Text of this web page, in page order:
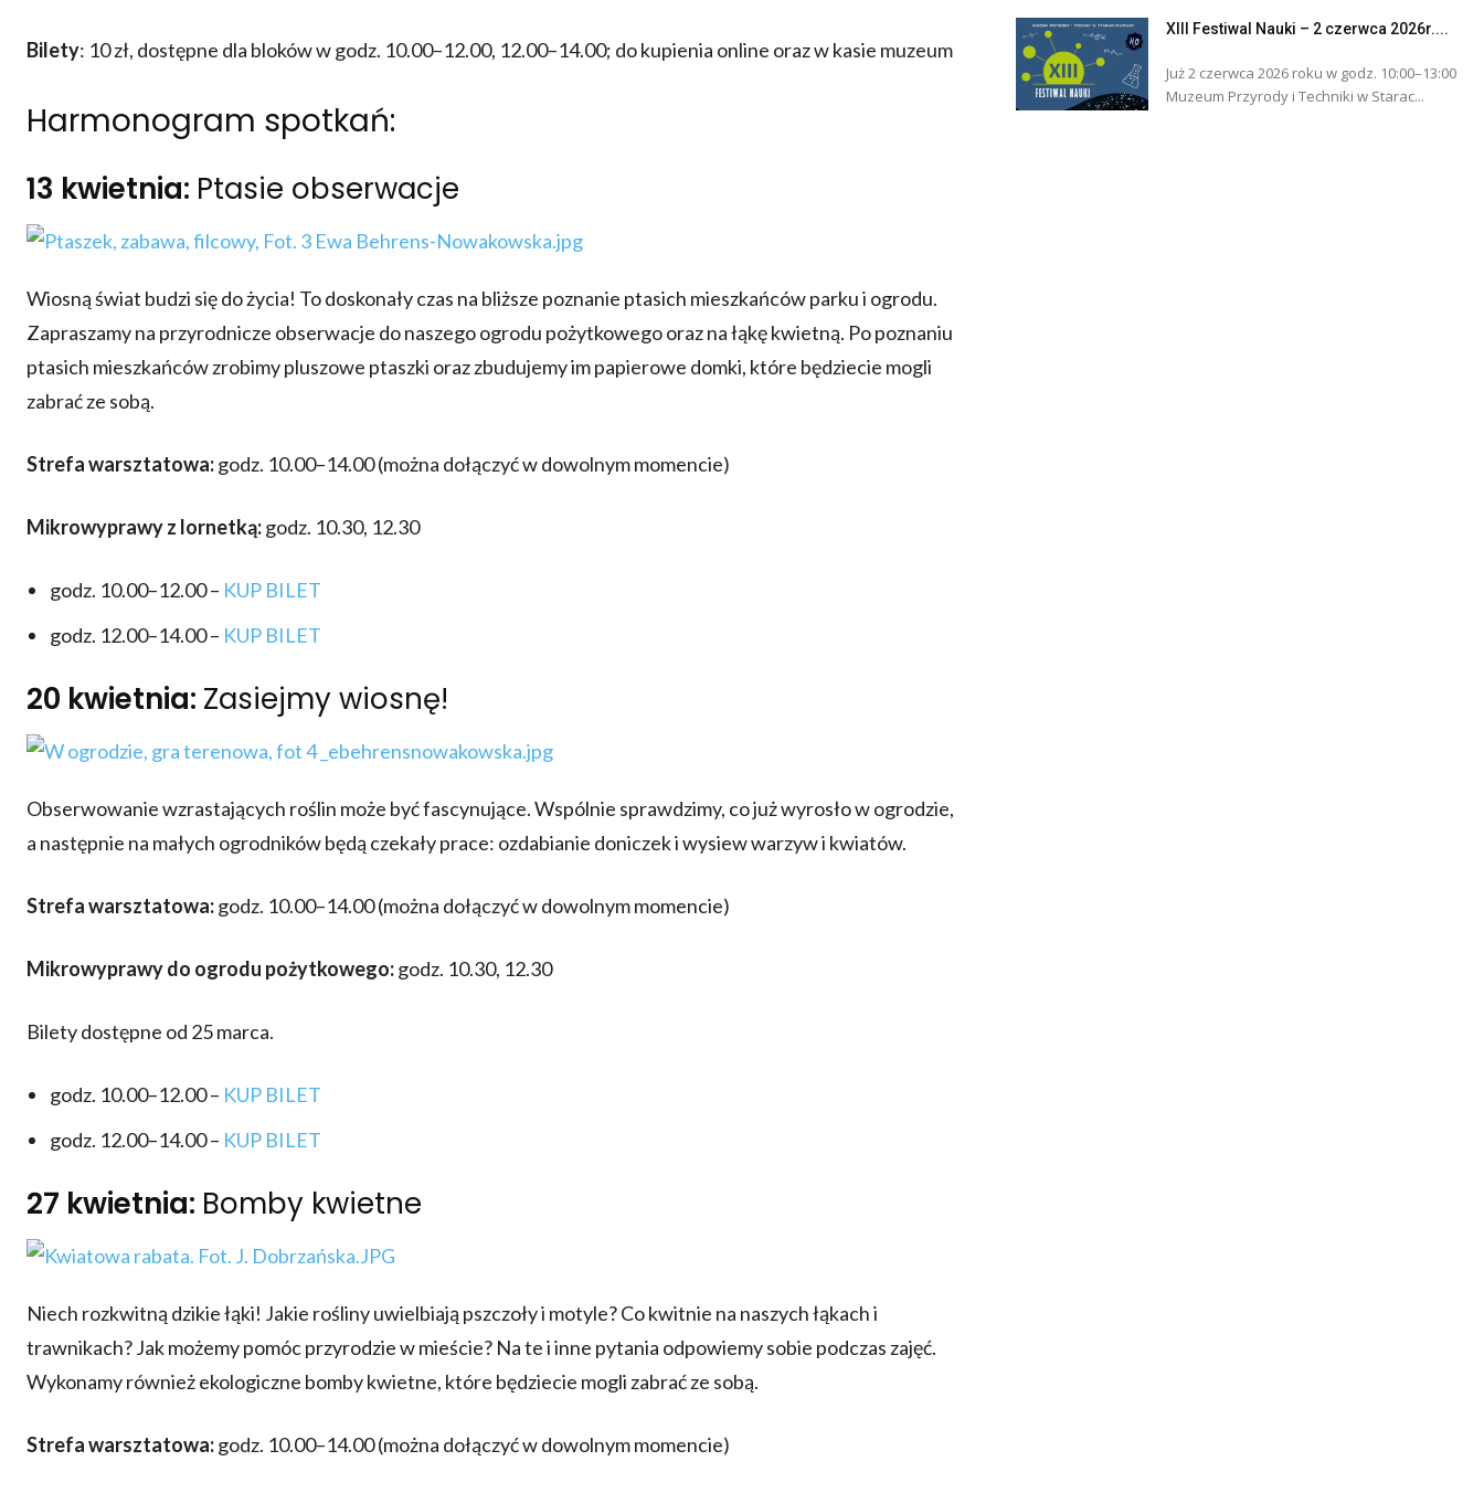
Bilety: 10 zł, dostępne dla bloków w godz. 10.00–12.00, 12.00–14.00; do kupienia online oraz w kasie muzeum
Harmonogram spotkań:
13 kwietnia: Ptasie obserwacje
Wiosną świat budzi się do życia! To doskonały czas na bliższe poznanie ptasich mieszkańców parku i ogrodu.
Zapraszamy na przyrodnicze obserwacje do naszego ogrodu pożytkowego oraz na łąkę kwietną. Po poznaniu
ptasich mieszkańców zrobimy pluszowe ptaszki oraz zbudujemy im papierowe domki, które będziecie mogli
zabrać ze sobą.
Strefa warsztatowa:godz. 10.00–14.00 (można dołączyć w dowolnym momencie)
Mikrowyprawy z lornetką:godz. 10.30, 12.30
godz. 10.00–12.00 – KUP BILET
godz. 12.00–14.00 – KUP BILET
20 kwietnia: Zasiejmy wiosnę!
Obserwowanie wzrastających roślin może być fascynujące. Wspólnie sprawdzimy, co już wyrosło w ogrodzie,
a następnie na małych ogrodników będą czekały prace: ozdabianie doniczek i wysiew warzyw i kwiatów.
Strefa warsztatowa:godz. 10.00–14.00 (można dołączyć w dowolnym momencie)
Mikrowyprawy do ogrodu pożytkowego:godz. 10.30, 12.30
Bilety dostępne od 25 marca.
godz. 10.00–12.00 – KUP BILET
godz. 12.00–14.00 – KUP BILET
27 kwietnia: Bomby kwietne
Niech rozkwitną dzikie łąki! Jakie rośliny uwielbiają pszczoły i motyle? Co kwitnie na naszych łąkach i
trawnikach? Jak możemy pomóc przyrodzie w mieście? Na te i inne pytania odpowiemy sobie podczas zajęć.
Wykonamy również ekologiczne bomby kwietne, które będziecie mogli zabrać ze sobą.
Strefa warsztatowa:godz. 10.00–14.00 (można dołączyć w dowolnym momencie)
XIII Festiwal Nauki – 2 czerwca 2026r....
Już 2 czerwca 2026 roku w godz. 10:00–13:00
Muzeum Przyrody i Techniki w Starac...